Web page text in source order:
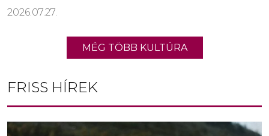
2026.07.27.
MÉG TÖBB KULTÚRA
FRISS HÍREK